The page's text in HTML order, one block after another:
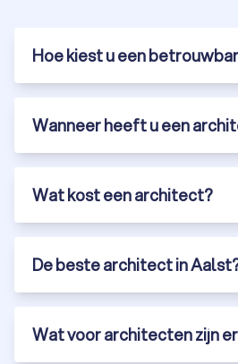
Hoe kiest u een
Wanneer heeft u een
Wat kost een architect?
De beste architect in
Wat voor architecten zijn